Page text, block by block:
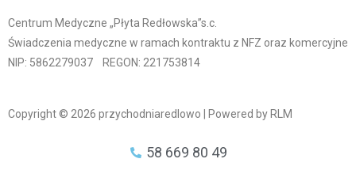
Centrum Medyczne „Płyta Redłowska”s.c.
Świadczenia medyczne w ramach kontraktu z NFZ oraz komercyjne
NIP: 5862279037
REGON: 221753814
Copyright © 2026 przychodniaredlowo | Powered by RLM
58 669 80 49